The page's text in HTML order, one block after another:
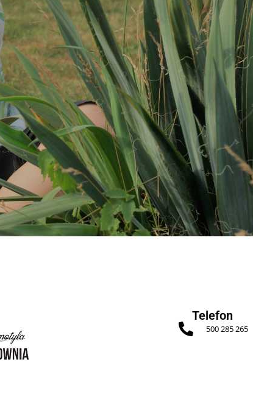
Telefon
500 285 265